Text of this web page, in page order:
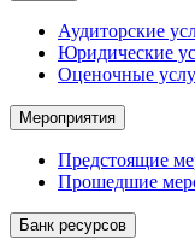
Аудиторские
Юридические
Оценочные
Мероприятия
Предстоящие
Прошедшие
Банк ресурсов